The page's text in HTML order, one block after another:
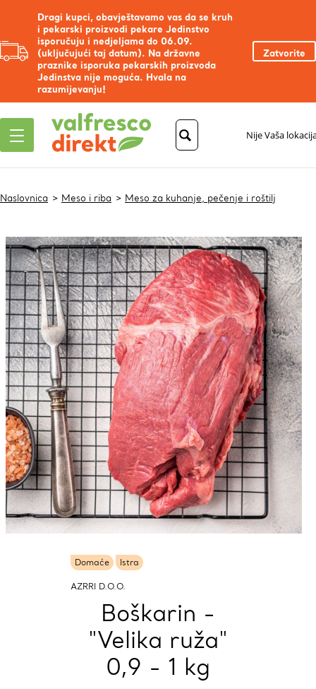
Dragi kupci, obavještavamo vas da se kruh
i pekarski proizvodi pekare Jedinstvo
isporučuju i nedjeljama do 06.09.
(uključujući taj datum). Na državne
praznike isporuka pekarskih proizvoda
Jedinstva nije moguća. Hvala na
razumijevanju!
Zatvorite
Nije Vaša
Naslovnica Meso i riba Meso za kuhanje, pečenje i roštilj
Domaće Istra
AZRRI D.O.O.
Boškarin -
"Velika ruža"
0,9 - 1 kg